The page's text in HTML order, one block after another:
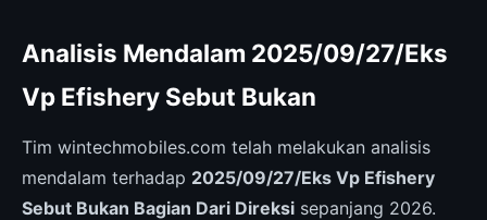
Analisis Mendalam 2025/09/27/Eks
Vp Efishery Sebut Bukan
Tim wintechmobiles.com telah melakukan analisis
mendalam terhadap 2025/09/27/Eks Vp Efishery
Sebut Bukan Bagian Dari Direksi sepanjang 2026.